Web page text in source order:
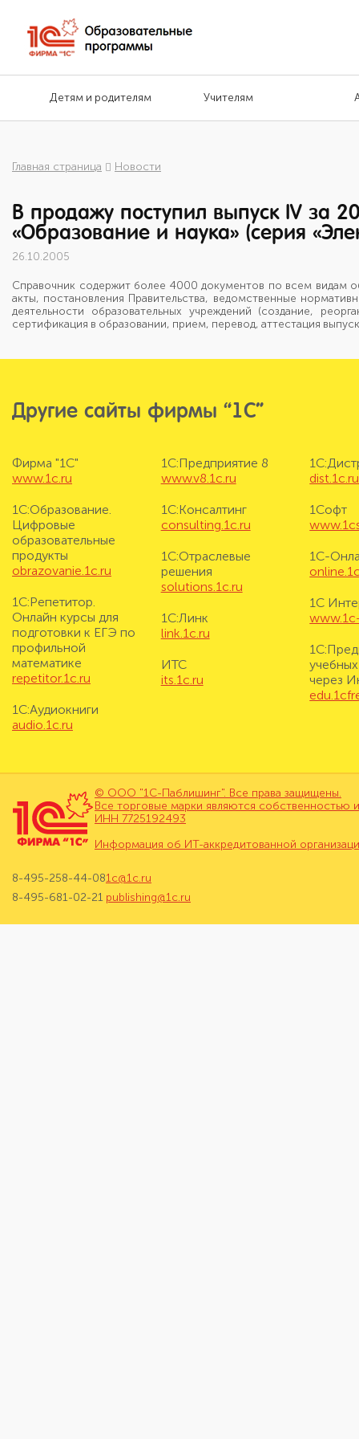
Детям и родителям Учителям
Главная страница Новости
В продажу поступил выпуск IV за
«Образование и наука» (серия
26.10.2005
Справочник содержит более 4000 документов по всем видам
акты, постановления Правительства, ведомственные
деятельности образовательных учреждений (создание,
сертификация в образовании, прием, перевод, аттестация
Другие сайты фирмы “1С”
Фирма "1С"
www.1c.ru
1С:Образование.
Цифровые
образовательные
продукты
obrazovanie.1c.ru
1С:Репетитор.
Онлайн курсы для
подготовки к ЕГЭ по
профильной
математике
repetitor.1c.ru
1С:Аудиокниги
audio.1c.ru
1С:Предприятие 8
www.v8.1c.ru
1С:Консалтинг
consulting.1c.ru
1С:Отраслевые
решения
solutions.1c.ru
1С:Линк
link.1c.ru
ИТС
its.1c.ru
dist.1c.ru
1Софт
1С-
1С
через
© ООО "1С-Паблишинг". Все права защищены.
Все торговые марки являются собственностью
ИНН 7725192493
Информация об ИТ-аккредитованной
8-495-258-44-08
8-495-681-02-21
1c@1c.ru
publishing@1c.ru